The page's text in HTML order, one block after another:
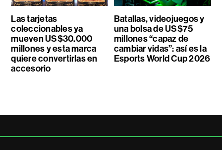
Las tarjetas
coleccionables ya
mueven US$30.000
millones y esta marca
quiere convertirlas en
accesorio
Batallas, videojuegos y
una bolsa de US$75
millones “capaz de
cambiar vidas”: así es la
Esports World Cup 2026